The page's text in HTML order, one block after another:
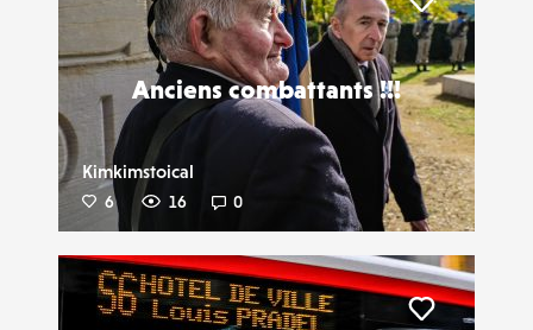
Anciens combattants !!!
Kimkimstoical
6 16 0
Liker
Liker